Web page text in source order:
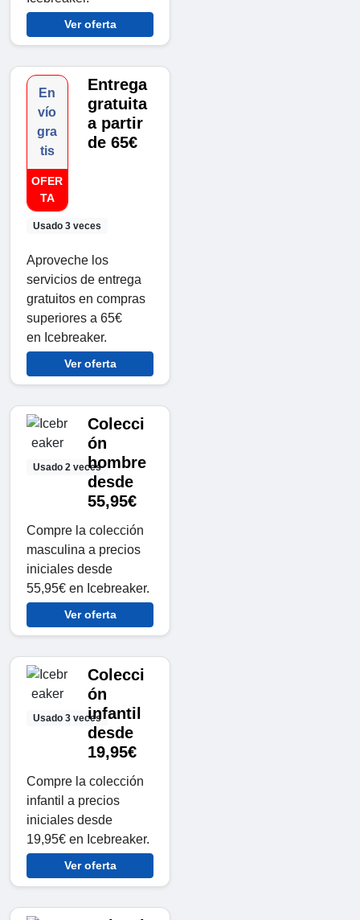
Ver oferta
En
vío
gra
tis
OFER
TA
Usado 3 veces
Entrega
gratuita
a partir
de 65€
Aproveche los
servicios de entrega
gratuitos en compras
superiores a 65€
en Icebreaker.
Ver oferta
Usado 2 veces
Colecci
ón
hombre
desde
55,95€
Compre la colección
masculina a precios
iniciales desde
55,95€ en Icebreaker.
Ver oferta
Usado 3 veces
Colecci
ón
infantil
desde
19,95€
Compre la colección
infantil a precios
iniciales desde
19,95€ en Icebreaker.
Ver oferta